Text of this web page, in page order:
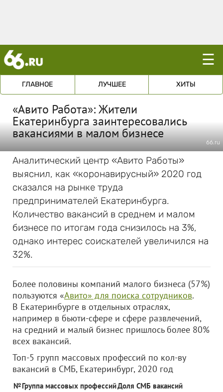
☰
ГЛАВНОЕ ЛУЧШЕЕ ХИТЫ
«Авито Работа»: Жители
Екатеринбурга заинтересовались
вакансиями в малом бизнесе
66.ru
Аналитический центр «Авито Работы»
выяснил, как «коронавирусный» 2020 год
сказался на рынке труда
предпринимателей Екатеринбурга.
Количество вакансий в среднем и малом
бизнесе по итогам года снизилось на 3%,
однако интерес соискателей увеличился на
32%.
Более половины компаний малого бизнеса (57%)
пользуются «Авито» для поиска сотрудников.
В Екатеринбурге в отдельных отраслях,
например в бьюти-сфере и сфере развлечений,
на средний и малый бизнес пришлось более 80%
всех вакансий.
Топ-5 групп массовых профессий по кол-ву
вакансий в СМБ, Екатеринбург, 2020 год
№Группа массовых профессийДоля СМБ вакансий